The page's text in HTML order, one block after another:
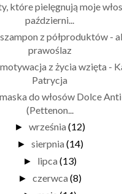
które pielęgnują moje
październi...
z półproduktów -
prawoślaz
z życia wzięta -
Patrycja
do włosów Dolce
(Pettenon...
► września (12)
► sierpnia (14)
► lipca (13)
► czerwca (8)